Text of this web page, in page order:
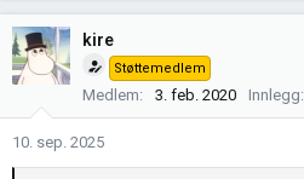
k
s
j
e
kire
Støttemedlem
Medlem 3. feb. 2020 Innlegg
10. sep. 2025